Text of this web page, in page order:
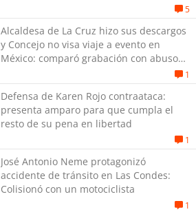
5
Alcaldesa de La Cruz hizo sus descargos
y Concejo no visa viaje a evento en
México: comparó grabación con abuso
1
Defensa de Karen Rojo contraataca:
presenta amparo para que cumpla el
resto de su pena en libertad
1
José Antonio Neme protagonizó
accidente de tránsito en Las Condes:
Colisionó con un motociclista
1